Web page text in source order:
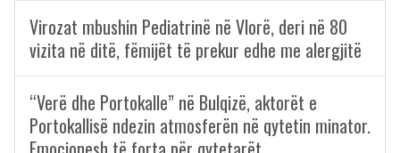
Virozat mbushin Pediatrinë në Vlorë, deri në 80
vizita në ditë, fëmijët të prekur edhe me alergjitë
“Verë dhe Portokalle” në Bulqizë, aktorët e
Portokallisë ndezin atmosferën në qytetin minator.